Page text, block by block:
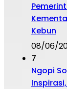
Kebun
08/06/
7
Ngopi